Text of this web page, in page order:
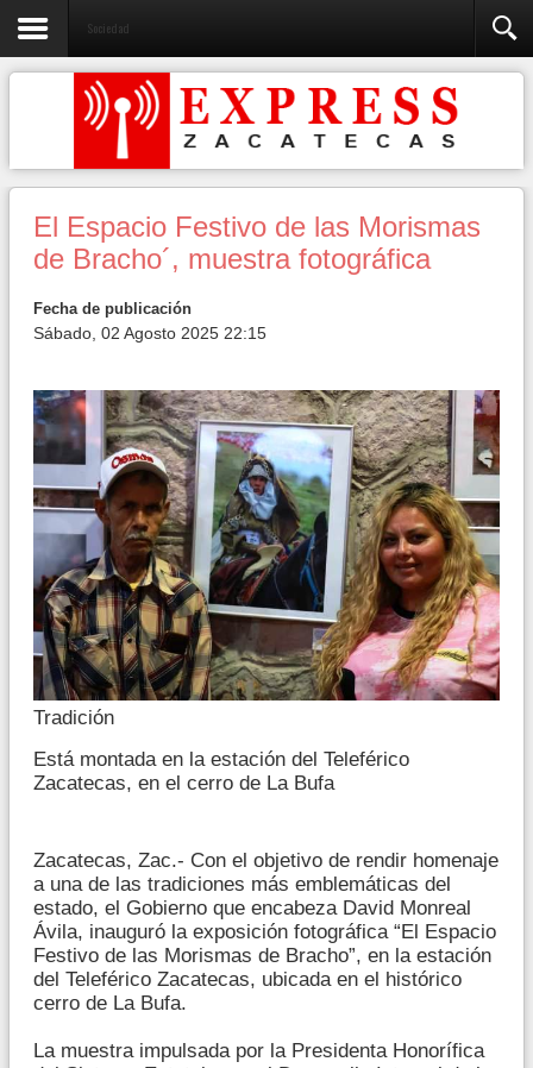
Sociedad
El Espacio Festivo de las Morismas
de Bracho´, muestra fotográfica
Fecha de publicación
Sábado, 02 Agosto 2025 22:15
Tradición
Está montada en la estación del Teleférico
Zacatecas, en el cerro de La Bufa
Zacatecas, Zac.- Con el objetivo de rendir homenaje
a una de las tradiciones más emblemáticas del
estado, el Gobierno que encabeza David Monreal
Ávila, inauguró la exposición fotográfica “El Espacio
Festivo de las Morismas de Bracho”, en la estación
del Teleférico Zacatecas, ubicada en el histórico
cerro de La Bufa.
La muestra impulsada por la Presidenta Honorífica